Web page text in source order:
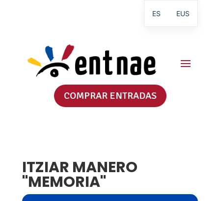
COMPRAR ENTRADAS
ITZIAR MANERO
"MEMORIA"
ES EUS